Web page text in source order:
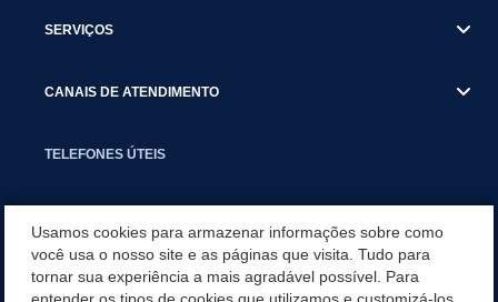
SERVIÇOS
CANAIS DE ATENDIMENTO
TELEFONES ÚTEIS
NOTÍCIAS
Usamos cookies para armazenar informações sobre como
você usa o nosso site e as páginas que visita. Tudo para
tornar sua experiência a mais agradável possível. Para